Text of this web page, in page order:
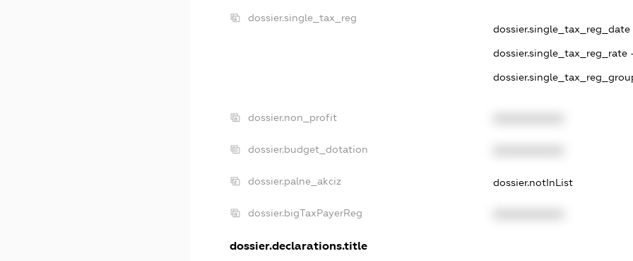
dossier.single_tax_reg
dossier.single_tax_reg_date -
dossier.single_tax_reg_rate
dossier.non_profit
dossier.budget_dotation
dossier.palne_akciz dossier.notInList
dossier.bigTaxPayerReg
dossier.declarations.title